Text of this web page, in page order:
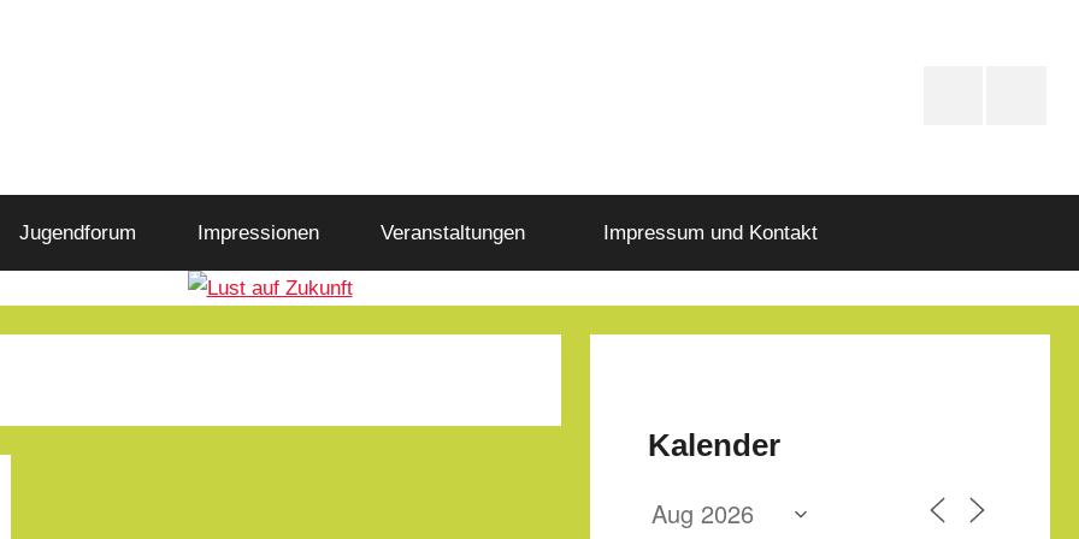
Jugendforum Impressionen Veranstaltungen Impressum und Kontakt
Kalender